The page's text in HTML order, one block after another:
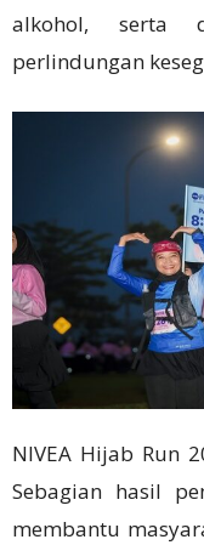
alkohol, serta
perlindungan
NIVEA Hijab Run
Sebagian hasil
membantu